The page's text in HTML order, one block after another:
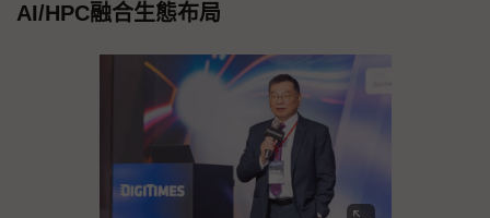
AI/HPC融合生態布局